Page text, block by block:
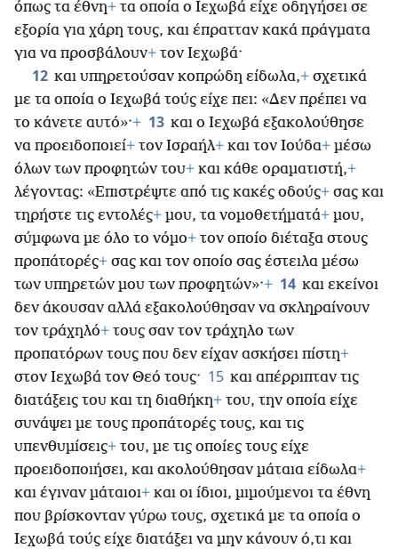
όπως τα έθνη+ τα οποία ο Ιεχωβά είχε οδηγήσει σε
εξορία για χάρη τους, και έπρατταν κακά πράγματα
για να προσβάλουν+ τον Ιεχωβά·
12 και υπηρετούσαν κοπρώδη είδωλα,+ σχετικά
με τα οποία ο Ιεχωβά τούς είχε πει: «Δεν πρέπει να
το κάνετε αυτό»·+ 13 και ο Ιεχωβά εξακολούθησε
να προειδοποιεί+ τον Ισραήλ+ και τον Ιούδα+ μέσω
όλων των προφητών του+ και κάθε οραματιστή,+
λέγοντας: «Επιστρέψτε από τις κακές οδούς+ σας και
τηρήστε τις εντολές+ μου, τα νομοθετήματά+ μου,
σύμφωνα με όλο το νόμο+ τον οποίο διέταξα στους
προπάτορές+ σας και τον οποίο σας έστειλα μέσω
των υπηρετών μου των προφητών»·+ 14 και εκείνοι
δεν άκουσαν αλλά εξακολούθησαν να σκληραίνουν
τον τράχηλό+ τους σαν τον τράχηλο των
προπατόρων τους που δεν είχαν ασκήσει πίστη+
στον Ιεχωβά τον Θεό τους· 15 και απέρριπταν τις
διατάξεις του και τη διαθήκη+ του, την οποία είχε
συνάψει με τους προπάτορές τους, και τις
υπενθυμίσεις+ του, με τις οποίες τους είχε
προειδοποιήσει, και ακολούθησαν μάταια είδωλα+
και έγιναν μάταιοι+ και οι ίδιοι, μιμούμενοι τα έθνη
που βρίσκονταν γύρω τους, σχετικά με τα οποία ο
Ιεχωβά τούς είχε διατάξει να μην κάνουν ό,τι και